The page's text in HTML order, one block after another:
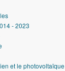
- 2023
et le photovoltaïque